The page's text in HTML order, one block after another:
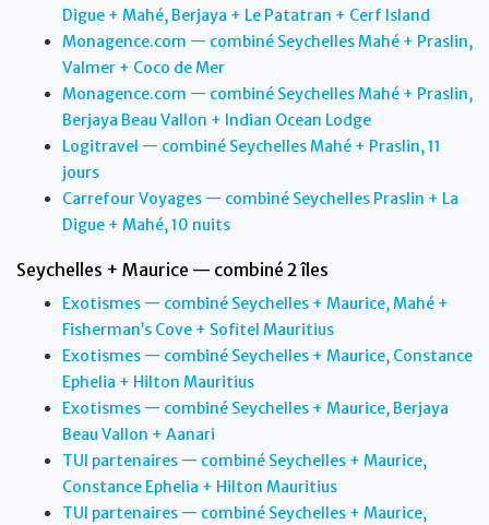
Digue + Mahé, Berjaya + Le Patatran + Cerf Island
Monagence.com — combiné Seychelles Mahé + Praslin,
Valmer + Coco de Mer
Monagence.com — combiné Seychelles Mahé + Praslin,
Berjaya Beau Vallon + Indian Ocean Lodge
Logitravel — combiné Seychelles Mahé + Praslin, 11
jours
Carrefour Voyages — combiné Seychelles Praslin + La
Digue + Mahé, 10 nuits
Seychelles + Maurice — combiné 2 îles
Exotismes — combiné Seychelles + Maurice, Mahé +
Fisherman’s Cove + Sofitel Mauritius
Exotismes — combiné Seychelles + Maurice, Constance
Ephelia + Hilton Mauritius
Exotismes — combiné Seychelles + Maurice, Berjaya
Beau Vallon + Aanari
TUI partenaires — combiné Seychelles + Maurice,
Constance Ephelia + Hilton Mauritius
TUI partenaires — combiné Seychelles + Maurice,